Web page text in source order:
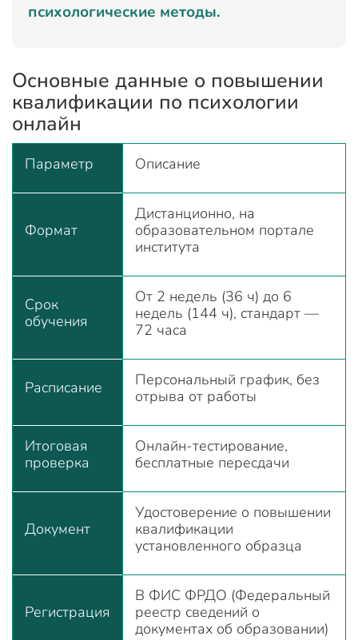
психологические методы.
Основные данные о повышении
квалификации по психологии
онлайн
Параметр Описание
Формат
Дистанционно, на
образовательном портале
института
Срок
обучения
От 2 недель (36 ч) до 6
недель (144 ч), стандарт —
72 часа
Расписание
Персональный график, без
отрыва от работы
Итоговая
проверка
Онлайн-тестирование,
бесплатные пересдачи
Документ
Удостоверение о повышении
квалификации
установленного образца
Регистрация
В ФИС ФРДО (Федеральный
реестр сведений о
документах об образовании)